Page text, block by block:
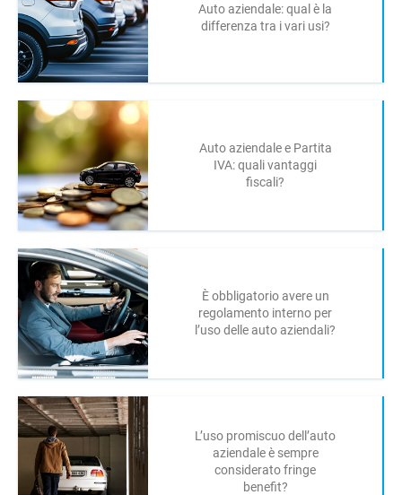
Auto aziendale: qual è la
differenza tra i vari usi?
Auto aziendale e Partita
IVA: quali vantaggi
fiscali?
È obbligatorio avere un
regolamento interno per
l’uso delle auto aziendali?
L’uso promiscuo dell’auto
aziendale è sempre
considerato fringe
benefit?